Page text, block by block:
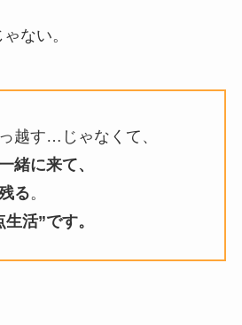
ない。
越す…じゃなくて、
緒に来て、
る。
活”です。